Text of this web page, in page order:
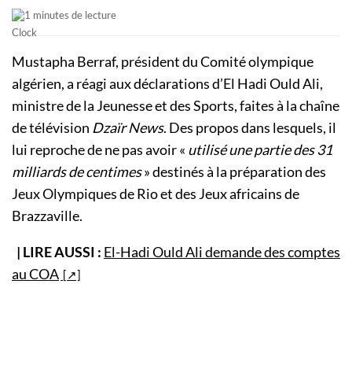
1 minutes de lecture
Mustapha Berraf, président du Comité olympique
algérien, a réagi aux déclarations d’El Hadi Ould Ali,
ministre de la Jeunesse et des Sports, faites à la chaîne
de télévision Dzaïr News. Des propos dans lesquels, il
lui reproche de ne pas avoir « utilisé une partie des 31
milliards de centimes» destinés à la préparation des
Jeux Olympiques de Rio et des Jeux africains de
Brazzaville.
| LIRE AUSSI : El-Hadi Ould Ali demande des comptes
au COA